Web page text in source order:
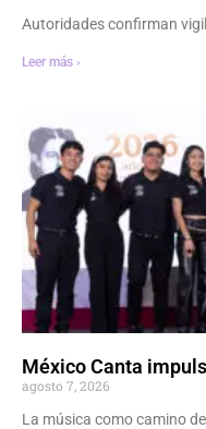
Autoridades confirman
Leer más ›
México Canta
agosto 7, 2026
La música como camino